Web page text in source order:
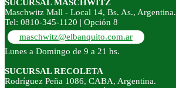
SUCURSAL MASCHWITZ
Maschwitz Mall - Local 14, Bs. As., Argentina.
Tel: 0810-345-1120 | Opción 8
maschwitz@elbanquito.com.ar
Lunes a Domingo de 9 a 21 hs.
SUCURSAL RECOLETA
Rodríguez Peña 1086, CABA, Argentina.